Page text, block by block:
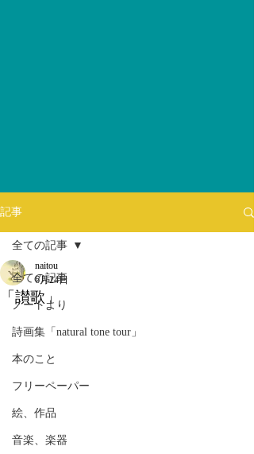
記事
全ての記事
ノートより
詩画集「natural tone tour」
本のこと
フリーペーパー
絵、作品
音楽、楽器
全ての記事
「讃歌」
naitou
6月24日